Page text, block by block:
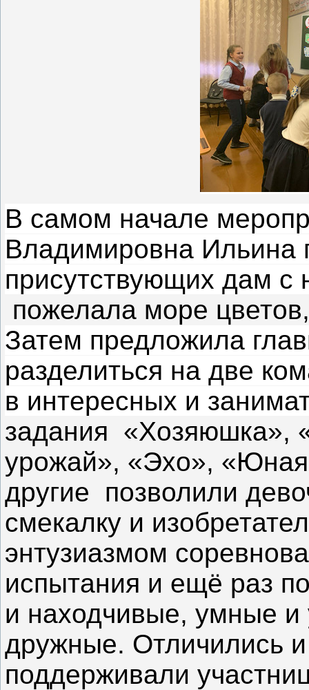
В самом начале
Владимировна Ильина
присутствующих дам с
пожелала море
Затем предложила
разделиться на две
в интересных и
задания «Хозяюшка»,
урожай», «Эхо»,
другие позволили
смекалку и
энтузиазмом
испытания и ещё раз
и находчивые, умные и
дружные. Отличились
поддерживали